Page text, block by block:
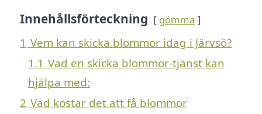
Innehållsförteckning gömma
1 Vem kan skicka blommor idag i Järvsö?
1.1 Vad en skicka blommor-tjänst kan
hjälpa med:
2 Vad kostar det att få blommor